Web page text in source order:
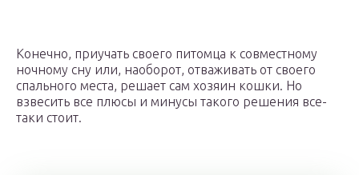
Конечно, приучать своего питомца к совместному
ночному сну или, наоборот, отваживать от своего
спального места, решает сам хозяин кошки. Но
взвесить все плюсы и минусы такого решения все-
таки стоит.